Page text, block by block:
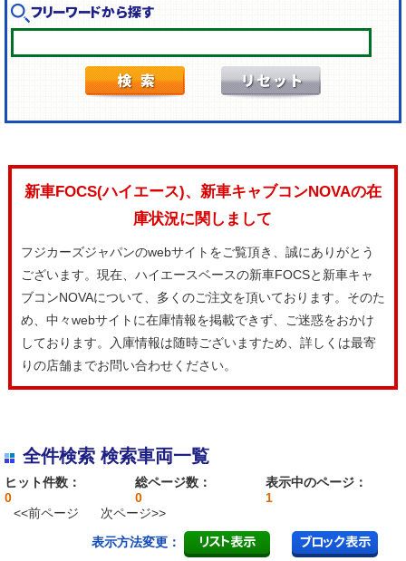
フリーワードから探す
新車FOCS(ハイエース)、新車キャブコンNOVAの在
庫状況に関しまして
フジカーズジャパンのwebサイトをご覧頂き、誠にありがとう
ございます。現在、ハイエースベースの新車FOCSと新車キャ
ブコンNOVAについて、多くのご注文を頂いております。そのた
め、中々webサイトに在庫情報を掲載できず、ご迷惑をおかけ
しております。入庫情報は随時ございますため、詳しくは最寄
りの店舗までお問い合わせください。
全件検索 検索車両一覧
ヒット件数：
0
総ページ数：
0
表示中のページ：
1
<<前ページ
次ページ>>
表示方法変更：